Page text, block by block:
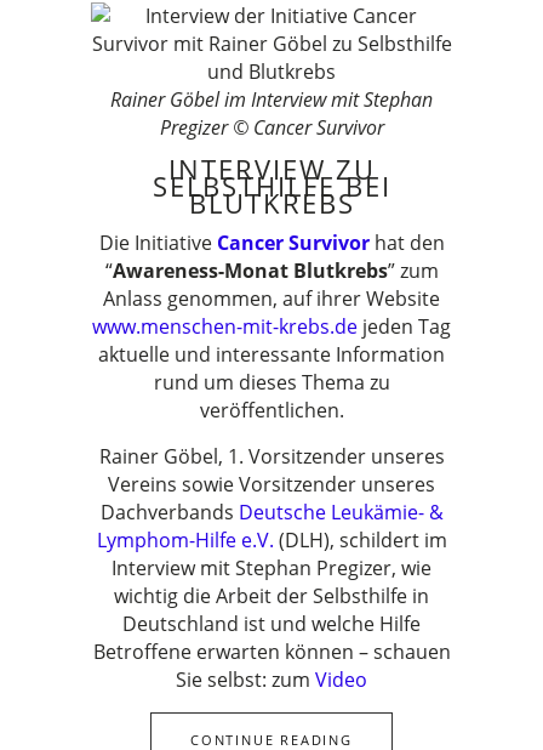
Rainer Göbel im Interview mit Stephan
Pregizer © Cancer Survivor
INTERVIEW ZU
SELBSTHILFE BEI
BLUTKREBS
Die Initiative Cancer Survivorhat den
“Awareness-Monat Blutkrebs” zum
Anlass genommen, auf ihrer Website
www.menschen-mit-krebs.de jeden Tag
aktuelle und interessante Information
rund um dieses Thema zu
veröffentlichen.
Rainer Göbel, 1. Vorsitzender unseres
Vereins sowie Vorsitzender unseres
Dachverbands Deutsche Leukämie- &
Lymphom-Hilfe e.V. (DLH), schildert im
Interview mit Stephan Pregizer, wie
wichtig die Arbeit der Selbsthilfe in
Deutschland ist und welche Hilfe
Betroffene erwarten können – schauen
Sie selbst: zum Video
CONTINUE READING